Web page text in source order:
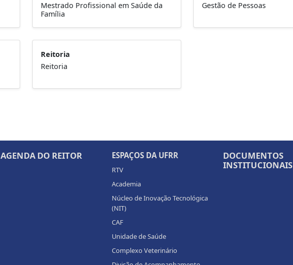
Mestrado Profissional em Saúde da
Família
Gestão de Pessoas
Reitoria
Reitoria
AGENDA DO REITOR ESPAÇOS DA UFRR
RTV
Academia
Núcleo de Inovação Tecnológica
(NIT)
CAF
Unidade de Saúde
Complexo Veterinário
DOCUMENTOS
INSTITUCIONAIS